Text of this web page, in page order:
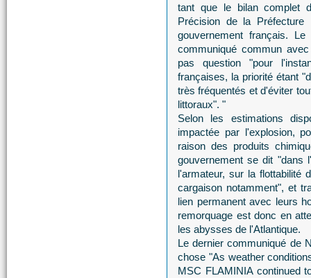
tant que le bilan complet
Précision de la
gouvernement français.
communiqué commun
pas question "pour
françaises, la priorité étant
très fréquentés et d'éviter
littoraux". "
Selon les estimations
impactée par l'explosion,
raison des produits
gouvernement se dit "dans
l'armateur, sur la flottabilité
cargaison notamment", et
lien permanent avec leurs
remorquage est donc en
les abysses de l'Atlantique.
Le dernier communiqué de
chose "As weather
MSC FLAMINIA continued